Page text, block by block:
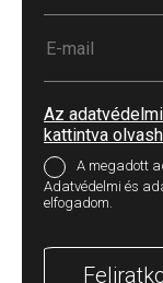
Az
kattintva
A megadott
Adatvédelmi és
elfogadom.